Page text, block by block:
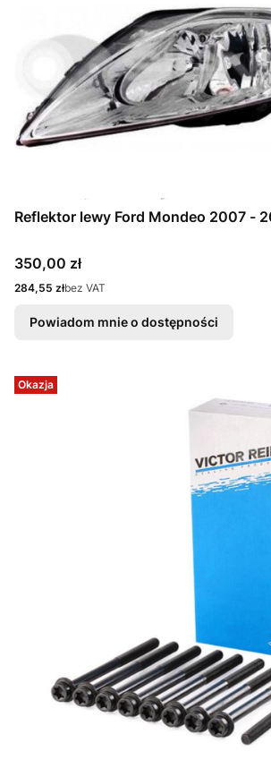
Reflektor lewy Ford Mondeo 2007 -
Cena
350,00 zł
Cena
284,55 złbez VAT
Powiadom mnie o dostępności
Okazja